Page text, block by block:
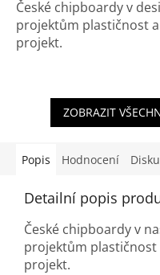
České chipboardy v
projektům plastičnost
projekt.
ZOBRAZIT
Popis Hodnocení
Detailní popis
České chipboardy v
projektům plastičnost
projekt.